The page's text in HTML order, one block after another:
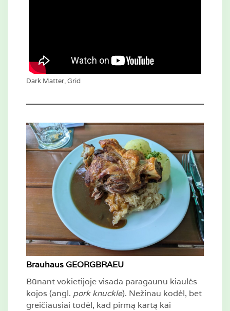
Dark Matter, Grid
Brauhaus GEORGBRAEU
Būnant vokietijoje visada paragaunu kiaulės
kojos (angl. pork knuckle). Nežinau kodėl, bet
greičiausiai todėl, kad pirmą kartą kai